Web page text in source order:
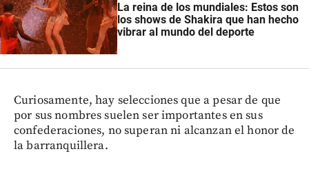
La reina de los mundiales: Estos son
los shows de Shakira que han hecho
vibrar al mundo del deporte
Curiosamente, hay selecciones que a pesar de que
por sus nombres suelen ser importantes en sus
confederaciones, no superan ni alcanzan el honor de
la barranquillera.